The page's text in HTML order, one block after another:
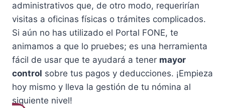
administrativos que, de otro modo, requerirían
visitas a oficinas físicas o trámites complicados.
Si aún no has utilizado el Portal FONE, te
animamos a que lo pruebes; es una herramienta
fácil de usar que te ayudará a tener mayor
control sobre tus pagos y deducciones. ¡Empieza
hoy mismo y lleva la gestión de tu nómina al
siguiente nivel!